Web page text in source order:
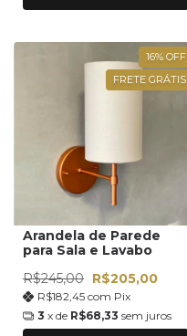
16% OFF
FRETE GRÁTIS
Arandela de Parede
para Sala e Lavabo
R$245,00 R$205,00
R$182,45 com Pix
3 x de R$68,33 sem juros